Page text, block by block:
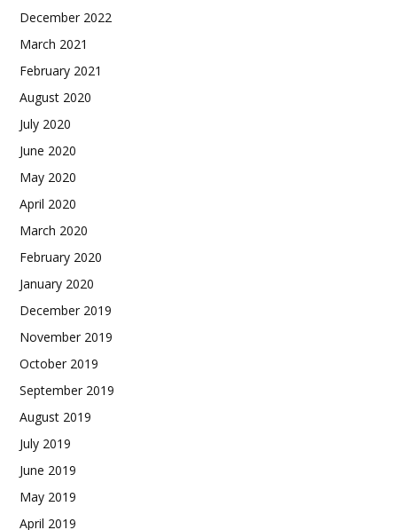
December 2022
March 2021
February 2021
August 2020
July 2020
June 2020
May 2020
April 2020
March 2020
February 2020
January 2020
December 2019
November 2019
October 2019
September 2019
August 2019
July 2019
June 2019
May 2019
April 2019